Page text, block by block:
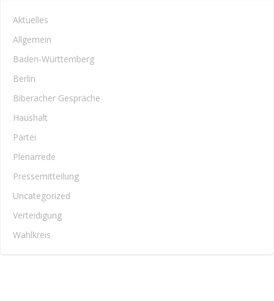
Aktuelles
Allgemein
Baden-Württemberg
Berlin
Biberacher Gespräche
Haushalt
Partei
Plenarrede
Pressemitteilung
Uncategorized
Verteidigung
Wahlkreis